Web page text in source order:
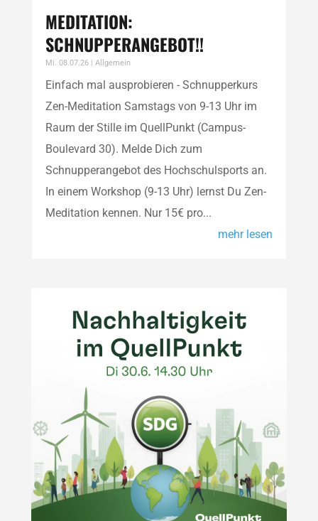
MEDITATION:
SCHNUPPERANGEBOT!!
Mi. 08.07.26| Allgemein
Einfach mal ausprobieren - Schnupperkurs
Zen-Meditation Samstags von 9-13 Uhr im
Raum der Stille im QuellPunkt (Campus-
Boulevard 30). Melde Dich zum
Schnupperangebot des Hochschulsports an.
In einem Workshop (9-13 Uhr) lernst Du Zen-
Meditation kennen. Nur 15€ pro...
mehr lesen